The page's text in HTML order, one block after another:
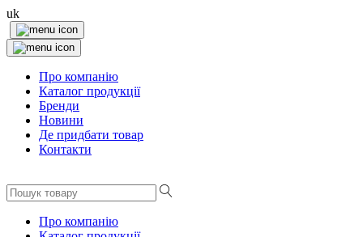
uk
Про компанію
Каталог продукції
Бренди
Новини
Де придбати товар
Контакти
Про компанію